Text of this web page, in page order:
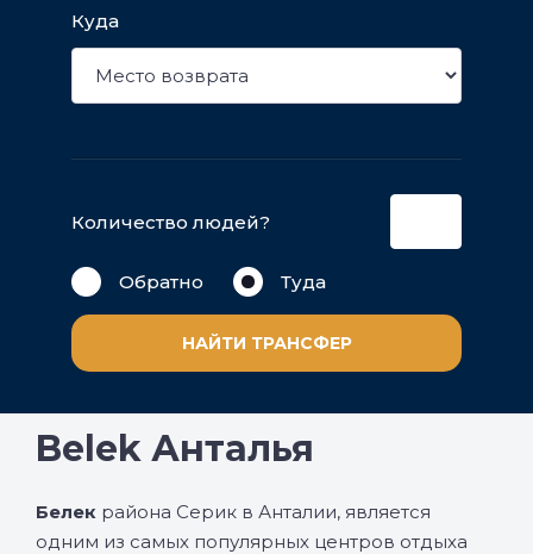
Куда
Количество людей?
Обратно Туда
НАЙТИ ТРАНСФЕР
Belek Анталья
Белек района Серик в Анталии, является
одним из самых популярных центров отдыха